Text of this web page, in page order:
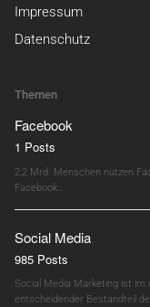
Impressum
Datenschutz
Themen
Facebook
1 Posts
2,2 Mrd. Menschen nutzen
Facebook…
Social Media
985 Posts
Social Media Marketing ist im
entscheidender Bestandteil